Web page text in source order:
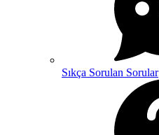
Sıkça Sorulan Sorular